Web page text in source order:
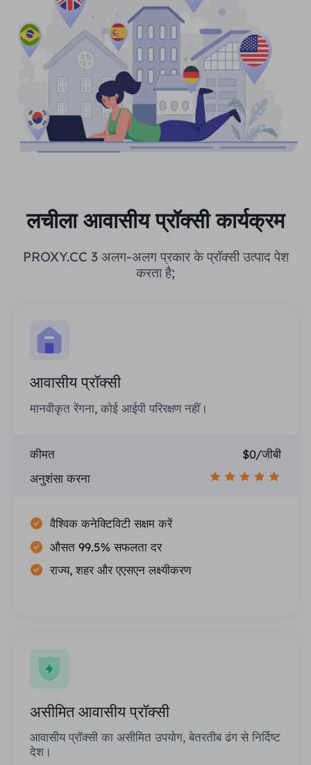
लचीला आवासीय प्रॉक्सी कार्यक्रम
PROXY.CC 3 अलग-अलग प्रकार के प्रॉक्सी उत्पाद पेश
करता है;
आवासीय प्रॉक्सी
मानवीकृत रेंगना, कोई आईपी परिरक्षण नहीं।
कीमत
$0/जीबी
अनुशंसा करना
वैश्विक कनेक्टिविटी सक्षम करें
औसत 99.5% सफलता दर
राज्य, शहर और एएसएन लक्ष्यीकरण
असीमित आवासीय प्रॉक्सी
आवासीय प्रॉक्सी का असीमित उपयोग, बेतरतीब ढंग से निर्दिष्ट
देश।